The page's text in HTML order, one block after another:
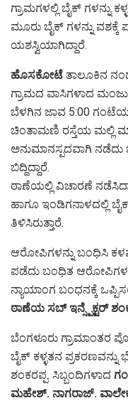
ಗ್ರಾಮಗಳಲ್ಲಿ ಬೈಕ್ ಗಳನ್ನು
ಮೂರು ಬೈಕ್ ಗಳನ್ನು
ಯಶಸ್ವಿಯಾಗಿದ್ದಾರೆ.
ಹೊಸಕೋಟೆ ತಾಲೂಕಿನ
ಗ್ರಾಮದ ವಾಸಿಗಳಾದ
ಬೆಳಗಿನ ಜಾವ 5:00
ಚಿಂತಾಮಣಿ ರಸ್ತೆಯ ಮಲ್ಲಿ
ಅನುಮಾನಸ್ಪದವಾಗಿ ನಡೆದು
ಬಿದ್ದಿದ್ದಾರೆ.
ಠಾಣೆಯಲ್ಲಿ ವಿಚಾರಣೆ
ಹಾಗೂ ಇಂಡಿಗನಾಳದಲ್ಲಿ
ತಿಳಿಸಿರುತ್ತಾರೆ.
ಆರೋಪಿಗಳನ್ನು ಬಂಧಿಸಿ
ಪಡೆದು ಬಂಧಿತ ಆರೋಪಿಗಳ
ನ್ಯಾಯಾಂಗ ಬಂಧನಕ್ಕೆ
ಠಾಣೆಯ ಸಬ್ ಇನ್ಸ್ಪೆಕ್ಟರ್
ಬೆಂಗಳೂರು ಗ್ರಾಮಾಂತರ
ಬೈಕ್ ಕಳ್ಳತನ
ಶಂಕರಪ್ಪ. ಸಿಬ್ಬಂದಿಗಳಾದ
ಮಹೇಶ್. ನಾಗರಾಜ್.